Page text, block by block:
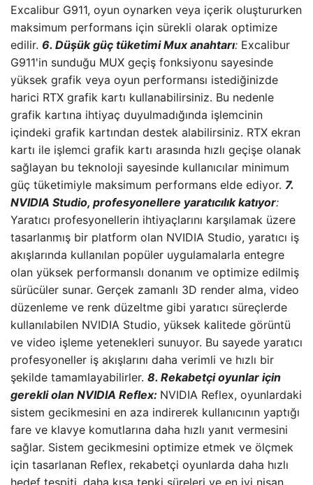
Excalibur G911, oyun oynarken veya içerik oluştururken
maksimum performans için sürekli olarak optimize
edilir. 6. Düşük güç tüketimi Mux anahtarı: Excalibur
G911'in sunduğu MUX geçiş fonksiyonu sayesinde
yüksek grafik veya oyun performansı istediğinizde
harici RTX grafik kartı kullanabilirsiniz. Bu nedenle
grafik kartına ihtiyaç duyulmadığında işlemcinin
içindeki grafik kartından destek alabilirsiniz. RTX ekran
kartı ile işlemci grafik kartı arasında hızlı geçişe olanak
sağlayan bu teknoloji sayesinde kullanıcılar minimum
güç tüketimiyle maksimum performans elde ediyor. 7.
NVIDIA Studio, profesyonellere yaratıcılık katıyor:
Yaratıcı profesyonellerin ihtiyaçlarını karşılamak üzere
tasarlanmış bir platform olan NVIDIA Studio, yaratıcı iş
akışlarında kullanılan popüler uygulamalarla entegre
olan yüksek performanslı donanım ve optimize edilmiş
sürücüler sunar. Gerçek zamanlı 3D render alma, video
düzenleme ve renk düzeltme gibi yaratıcı süreçlerde
kullanılabilen NVIDIA Studio, yüksek kalitede görüntü
ve video işleme yetenekleri sunuyor. Bu sayede yaratıcı
profesyoneller iş akışlarını daha verimli ve hızlı bir
şekilde tamamlayabilirler. 8. Rekabetçi oyunlar için
gerekli olan NVIDIA Reflex: NVIDIA Reflex, oyunlardaki
sistem gecikmesini en aza indirerek kullanıcının yaptığı
fare ve klavye komutlarına daha hızlı yanıt vermesini
sağlar. Sistem gecikmesini optimize etmek ve ölçmek
için tasarlanan Reflex, rekabetçi oyunlarda daha hızlı
hedef tespiti, daha kısa tepki süreleri ve en iyi nişan